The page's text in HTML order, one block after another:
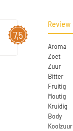
7,5
Review
Aroma
Zoet
Zuur
Bitter
Fruitig
Moutig
Kruidig
Body
Koolzuur